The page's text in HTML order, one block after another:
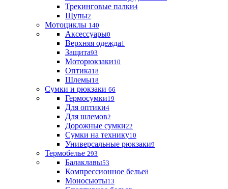
Трекинговые палки4
Щупы2
Мотоциклы 140
Аксессуары0
Верхняя одежда1
Защита93
Моторюкзаки10
Оптика18
Шлемы18
Сумки и рюкзаки 66
Гермосумки19
Для оптики4
Для шлемов2
Дорожные сумки22
Сумки на технику10
Универсальные рюкзаки9
Термобелье 293
Балаклавы53
Компрессионное белье8
Моносьюты13